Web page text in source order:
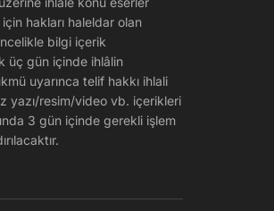
için hakları haleldar olan
bilgi içerik
üç gün içinde ihlâlin
uyarınca telif hakkı ihlali
yazı/resim/video vb. içerikleri
3 gün içinde gerekli işlem